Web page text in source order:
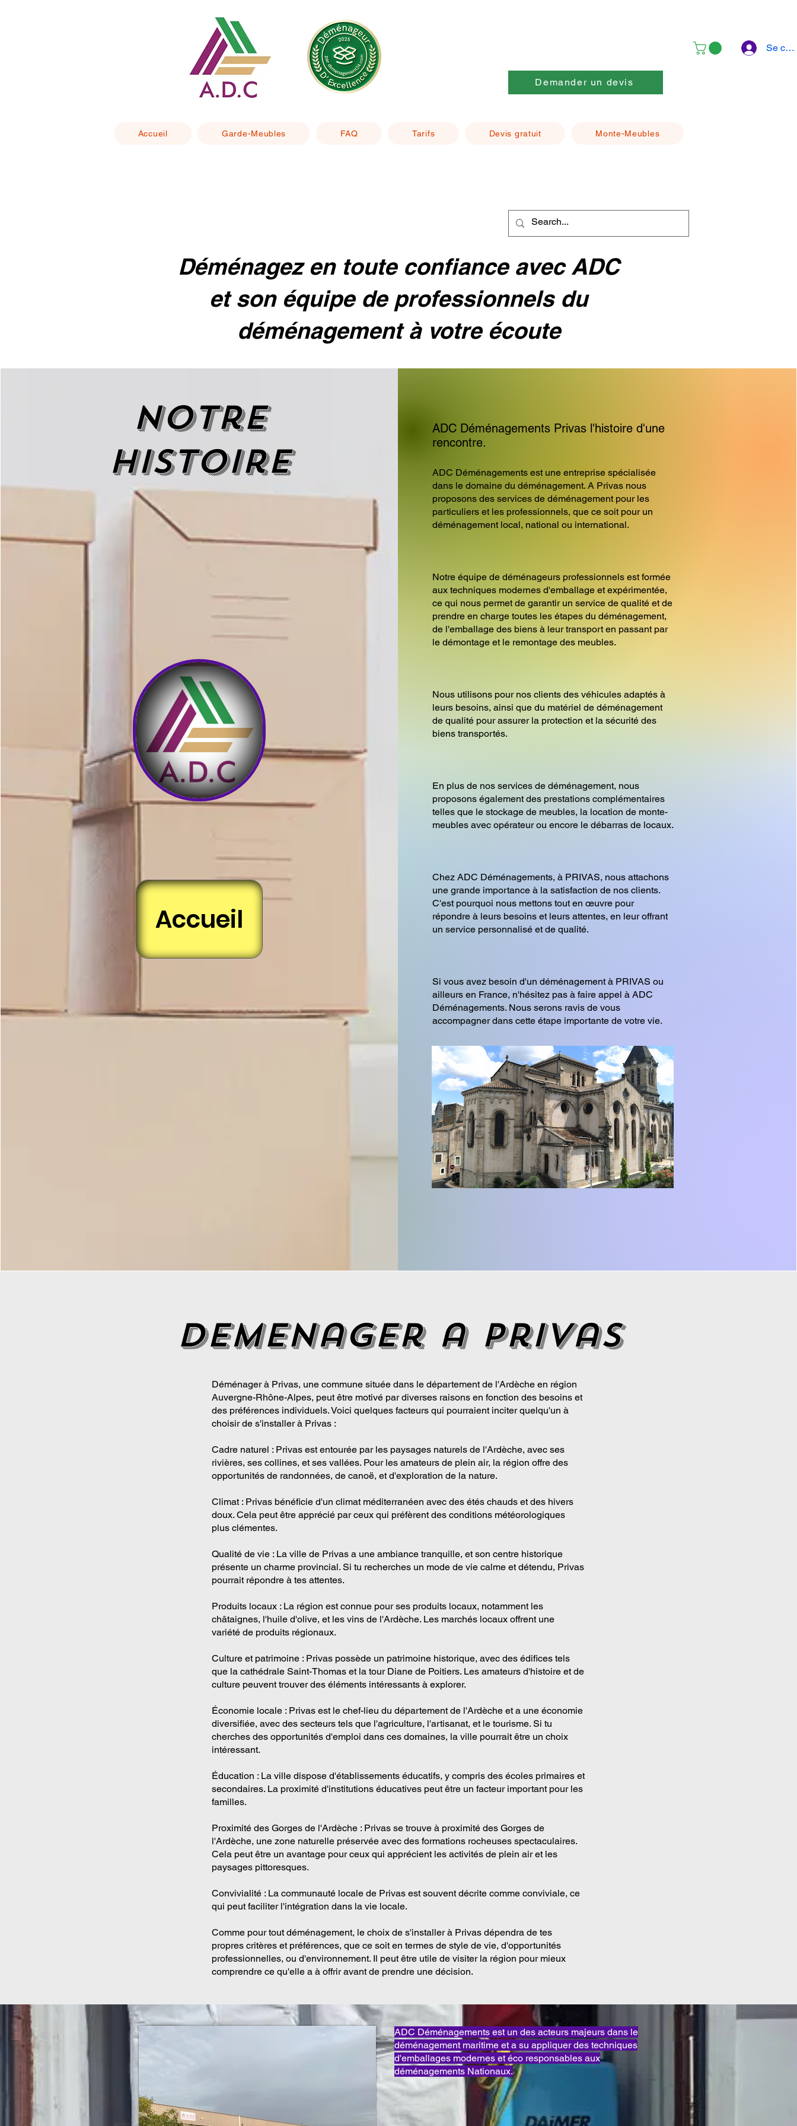
Se
Demander un devis
Accueil Garde-Meubles FAQ Tarifs Devis gratuit Monte-Meubles
Déménagez en toute confiance avec ADC
et son équipe de professionnels du
déménagement à votre écoute
Notre
histoire
Accueil
ADC Déménagements Privas l'histoire d'une
rencontre.
ADC Déménagements est une entreprise spécialisée
dans le domaine du déménagement. A Privas nous
proposons des services de déménagement pour les
particuliers et les professionnels, que ce soit pour un
déménagement local, national ou international.
Notre équipe de déménageurs professionnels est formée
aux techniques modernes d'emballage et expérimentée,
ce qui nous permet de garantir un service de qualité et de
prendre en charge toutes les étapes du déménagement,
de l'emballage des biens à leur transport en passant par
le démontage et le remontage des meubles.
Nous utilisons pour nos clients des véhicules adaptés à
leurs besoins, ainsi que du matériel de déménagement
de qualité pour assurer la protection et la sécurité des
biens transportés.
En plus de nos services de déménagement, nous
proposons également des prestations complémentaires
telles que le stockage de meubles, la location de monte-
meubles avec opérateur ou encore le débarras de locaux.
Chez ADC Déménagements, à PRIVAS, nous attachons
une grande importance à la satisfaction de nos clients.
C'est pourquoi nous mettons tout en œuvre pour
répondre à leurs besoins et leurs attentes, en leur offrant
un service personnalisé et de qualité.
Si vous avez besoin d'un déménagement à PRIVAS ou
ailleurs en France, n'hésitez pas à faire appel à ADC
Déménagements. Nous serons ravis de vous
accompagner dans cette étape importante de votre vie.
demenager a privas
Déménager à Privas, une commune située dans le département de l'Ardèche en région
Auvergne-Rhône-Alpes, peut être motivé par diverses raisons en fonction des besoins et
des préférences individuels. Voici quelques facteurs qui pourraient inciter quelqu'un à
choisir de s'installer à Privas :
Cadre naturel : Privas est entourée par les paysages naturels de l'Ardèche, avec ses
rivières, ses collines, et ses vallées. Pour les amateurs de plein air, la région offre des
opportunités de randonnées, de canoë, et d'exploration de la nature.
Climat : Privas bénéficie d'un climat méditerranéen avec des étés chauds et des hivers
doux. Cela peut être apprécié par ceux qui préfèrent des conditions météorologiques
plus clémentes.
Qualité de vie : La ville de Privas a une ambiance tranquille, et son centre historique
présente un charme provincial. Si tu recherches un mode de vie calme et détendu, Privas
pourrait répondre à tes attentes.
Produits locaux : La région est connue pour ses produits locaux, notamment les
châtaignes, l'huile d'olive, et les vins de l'Ardèche. Les marchés locaux offrent une
variété de produits régionaux.
Culture et patrimoine : Privas possède un patrimoine historique, avec des édifices tels
que la cathédrale Saint-Thomas et la tour Diane de Poitiers. Les amateurs d'histoire et de
culture peuvent trouver des éléments intéressants à explorer.
Économie locale : Privas est le chef-lieu du département de l'Ardèche et a une économie
diversifiée, avec des secteurs tels que l'agriculture, l'artisanat, et le tourisme. Si tu
cherches des opportunités d'emploi dans ces domaines, la ville pourrait être un choix
intéressant.
Éducation : La ville dispose d'établissements éducatifs, y compris des écoles primaires et
secondaires. La proximité d'institutions éducatives peut être un facteur important pour les
familles.
Proximité des Gorges de l'Ardèche : Privas se trouve à proximité des Gorges de
l'Ardèche, une zone naturelle préservée avec des formations rocheuses spectaculaires.
Cela peut être un avantage pour ceux qui apprécient les activités de plein air et les
paysages pittoresques.
Convivialité : La communauté locale de Privas est souvent décrite comme conviviale, ce
qui peut faciliter l'intégration dans la vie locale.
Comme pour tout déménagement, le choix de s'installer à Privas dépendra de tes
propres critères et préférences, que ce soit en termes de style de vie, d'opportunités
professionnelles, ou d'environnement. Il peut être utile de visiter la région pour mieux
comprendre ce qu'elle a à offrir avant de prendre une décision.
ADC Déménagements est un des acteurs majeurs dans le
déménagement maritime et a su appliquer des techniques
d'emballages modernes et éco responsables aux
déménagements Nationaux.